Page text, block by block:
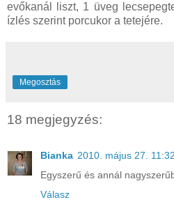
evőkanál liszt, 1 üveg
ízlés szerint porcukor a tetejére.
Megosztás
18 megjegyzés:
Bianka 2010. május 27. 11:32
Egyszerű és annál
Válasz